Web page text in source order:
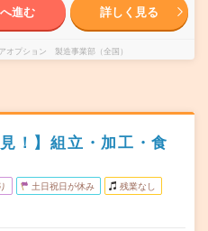
進む 詳しく見る
オプション 製造事業部（全国）
！】組立・加工・食
土日祝日が休み 残業なし